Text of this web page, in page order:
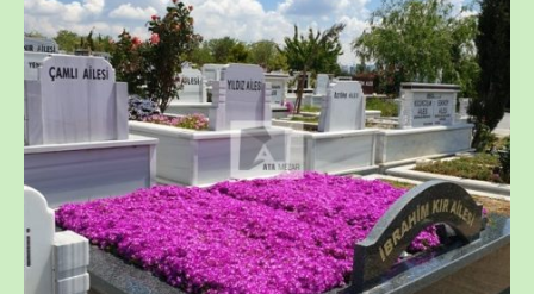
HİZMETLERİMİZ
FOTO GALERİ
İLETİŞİM